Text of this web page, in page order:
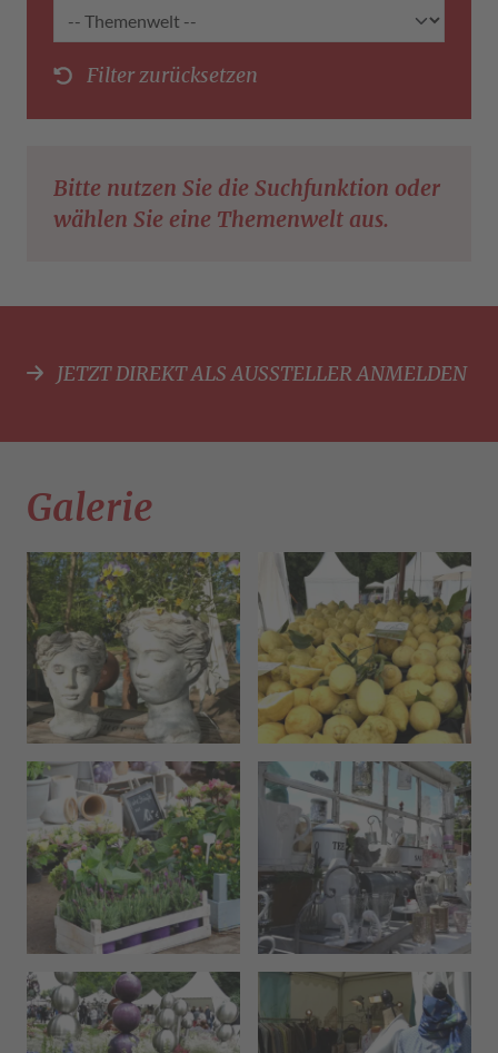
Filter zurücksetzen
Bitte nutzen Sie die Suchfunktion oder
wählen Sie eine Themenwelt aus.
JETZT DIREKT ALS AUSSTELLER ANMELDEN
Galerie